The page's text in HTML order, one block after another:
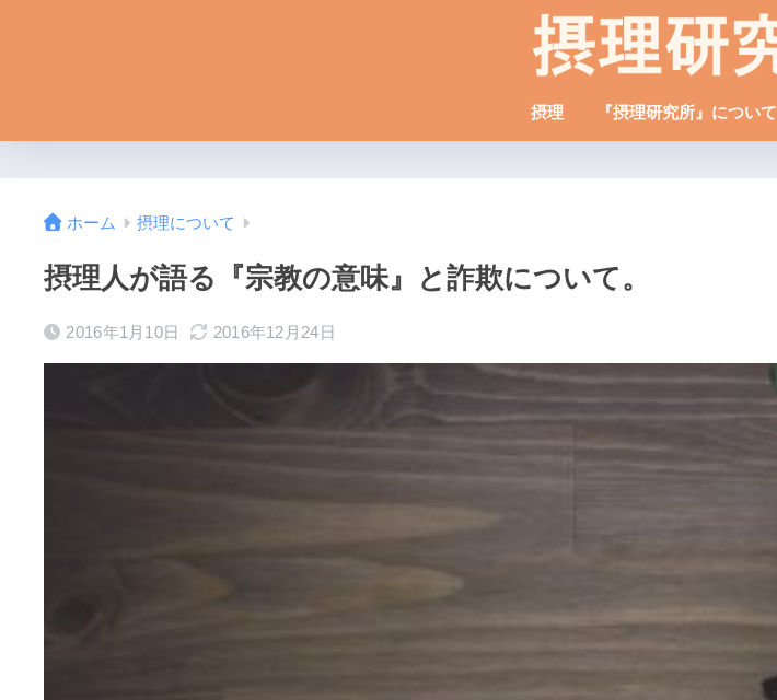
摂理 『摂理研究所』について
ホーム 摂理について
摂理人が語る『宗教の意味』と詐欺について。
2016年1月10日 2016年12月24日